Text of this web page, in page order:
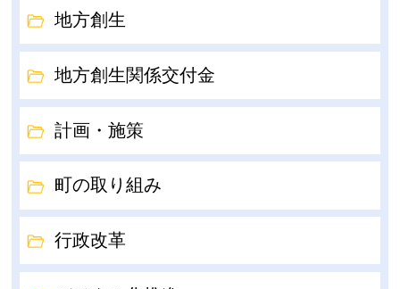
地方創生
地方創生関係交付金
計画・施策
町の取り組み
行政改革